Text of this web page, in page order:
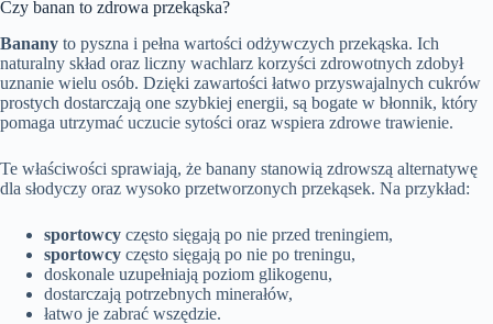
Czy banan to zdrowa przekąska?
Banany to pyszna i pełna wartości odżywczych przekąska. Ich
naturalny skład oraz liczny wachlarz korzyści zdrowotnych zdobył
uznanie wielu osób. Dzięki zawartości łatwo przyswajalnych cukrów
prostych dostarczają one szybkiej energii, są bogate w błonnik, który
pomaga utrzymać uczucie sytości oraz wspiera zdrowe trawienie.
Te właściwości sprawiają, że banany stanowią zdrowszą alternatywę
dla słodyczy oraz wysoko przetworzonych przekąsek. Na przykład:
sportowcy często sięgają po nie przed treningiem,
sportowcy często sięgają po nie po treningu,
doskonale uzupełniają poziom glikogenu,
dostarczają potrzebnych minerałów,
łatwo je zabrać wszędzie.